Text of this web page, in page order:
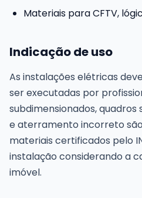
Materiais para CFTV,
Indicação de uso
As instalações elétricas
ser executadas por
subdimensionados,
e aterramento incorreto são
materiais certificados pelo
instalação considerando a
imóvel.